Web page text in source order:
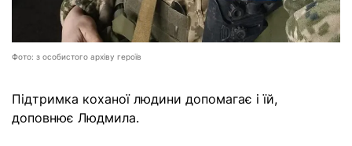
Фото: з особистого архіву героїв
Підтримка коханої людини допомагає і їй,
доповнює Людмила.